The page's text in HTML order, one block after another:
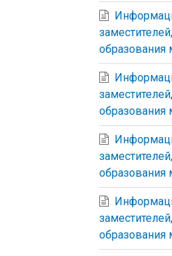
образования
образования
образования
образования